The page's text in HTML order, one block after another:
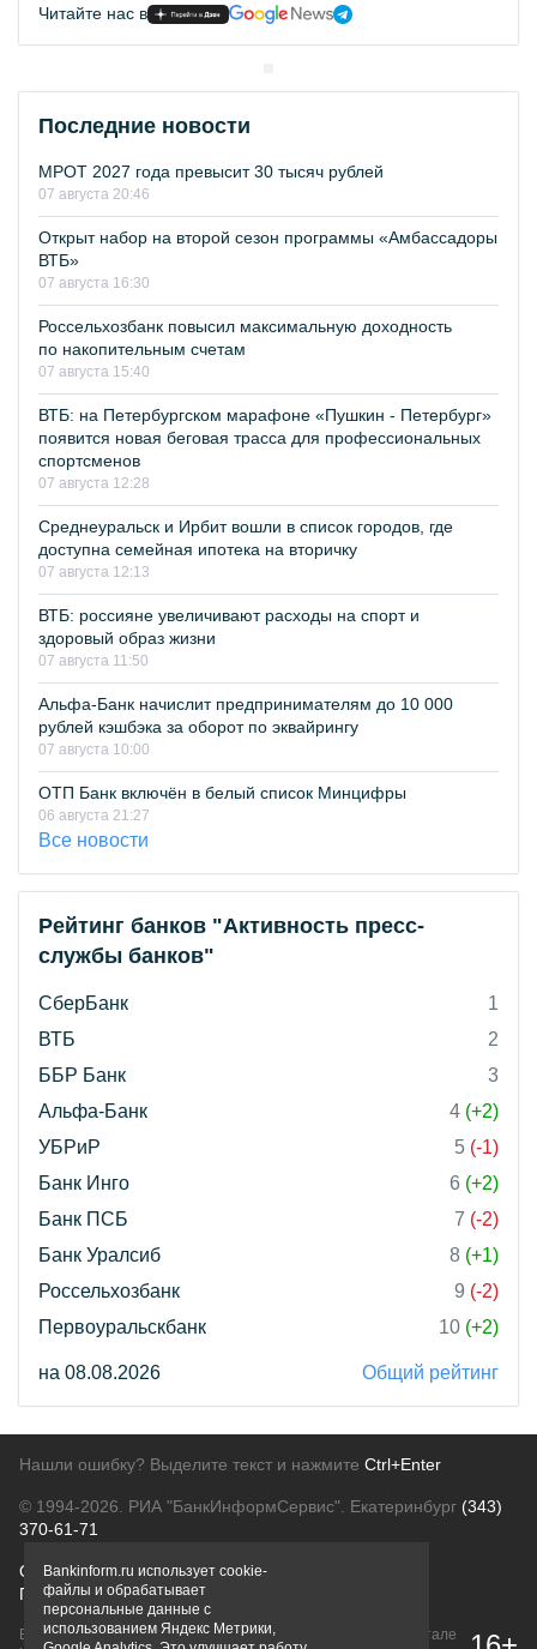
Читайте нас в
Последние новости
МРОТ 2027 года превысит 30 тысяч рублей
07 августа 20:46
Открыт набор на второй сезон программы «Амбассадоры
ВТБ»
07 августа 16:30
Россельхозбанк повысил максимальную доходность
по накопительным счетам
07 августа 15:40
ВТБ: на Петербургском марафоне «Пушкин - Петербург»
появится новая беговая трасса для профессиональных
спортсменов
07 августа 12:28
Среднеуральск и Ирбит вошли в список городов, где
доступна семейная ипотека на вторичку
07 августа 12:13
ВТБ: россияне увеличивают расходы на спорт и
здоровый образ жизни
07 августа 11:50
Альфа-Банк начислит предпринимателям до 10 000
рублей кэшбэка за оборот по эквайрингу
07 августа 10:00
ОТП Банк включён в белый список Минцифры
06 августа 21:27
Все новости
Рейтинг банков "Активность пресс-
службы банков"
СберБанк
1
ВТБ
2
ББР Банк
3
Альфа-Банк
4 (+2)
УБРиР
5 (-1)
Банк Инго
6 (+2)
Банк ПСБ
7 (-2)
Банк Уралсиб
8 (+1)
Россельхозбанк
9 (-2)
Первоуральскбанк
10 (+2)
на 08.08.2026 Общий рейтинг
Нашли ошибку? Выделите текст и нажмите Ctrl+Enter
© 1994-2026. РИА "БанкИнформСервис". Екатеринбург (343)
370-61-71
О проектеПолитика конфиденциальности
Правовая информацияДля рекламодателей
Вся информация о продуктах банков, размещенная на портале
Bankinform.ru использует cookie-
файлы и обрабатывает
персональные данные с
использованием Яндекс Метрики,